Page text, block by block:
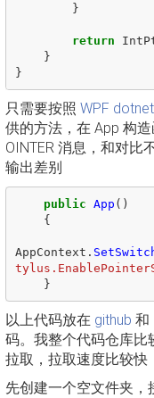
}
return
}
}
只需要按照 WPF
供的方法，在 App 构
OINTER 消息，和对比
输出差别
public App ()
{
AppContext .
}
以上代码放在 github 和
码。我整个代码仓库比
拉取，拉取速度比较快
先创建一个空文件夹